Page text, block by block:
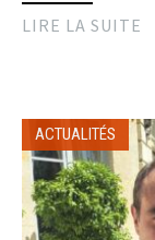
LIRE LA SUITE
ACTUALITÉS